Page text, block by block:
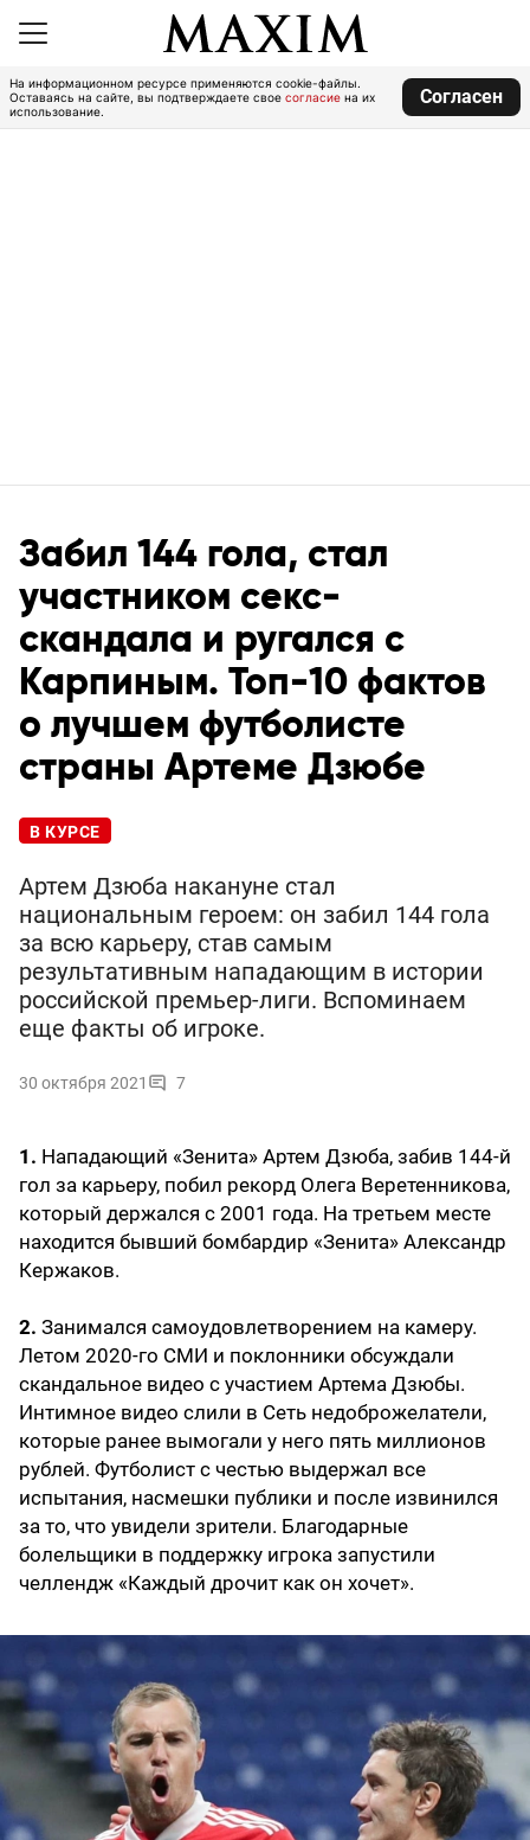
На информационном ресурсе применяются cookie-файлы.
Оставаясь на сайте, вы подтверждаете свое согласие на их
использование.
Согласен
Забил 144 гола, стал
участником секс-
скандала и ругался с
Карпиным. Топ-10 фактов
о лучшем футболисте
страны Артеме Дзюбе
В КУРСЕ
Артем Дзюба накануне стал
национальным героем: он забил 144 гола
за всю карьеру, став самым
результативным нападающим в истории
российской премьер-лиги. Вспоминаем
еще факты об игроке.
30 октября 2021 7
1. Нападающий «Зенита» Артем Дзюба, забив 144-й
гол за карьеру, побил рекорд Олега Веретенникова,
который держался с 2001 года. На третьем месте
находится бывший бомбардир «Зенита» Александр
Кержаков.
2. Занимался самоудовлетворением на камеру.
Летом 2020-го СМИ и поклонники обсуждали
скандальное видео с участием Артема Дзюбы.
Интимное видео слили в Сеть недоброжелатели,
которые ранее вымогали у него пять миллионов
рублей. Футболист с честью выдержал все
испытания, насмешки публики и после извинился
за то, что увидели зрители. Благодарные
болельщики в поддержку игрока запустили
челлендж «Каждый дрочит как он хочет».